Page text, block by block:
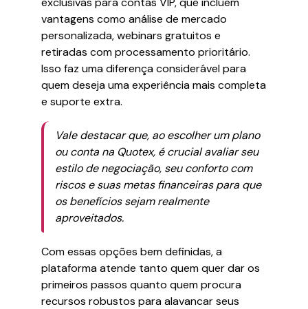
vantagens como análise de mercado
personalizada, webinars gratuitos e
retiradas com processamento prioritário.
Isso faz uma diferença considerável para
quem deseja uma experiência mais completa
e suporte extra.
Vale destacar que, ao escolher um plano
ou conta na Quotex, é crucial avaliar seu
estilo de negociação, seu conforto com
riscos e suas metas financeiras para que
os benefícios sejam realmente
aproveitados.
Com essas opções bem definidas, a
plataforma atende tanto quem quer dar os
primeiros passos quanto quem procura
recursos robustos para alavancar seus